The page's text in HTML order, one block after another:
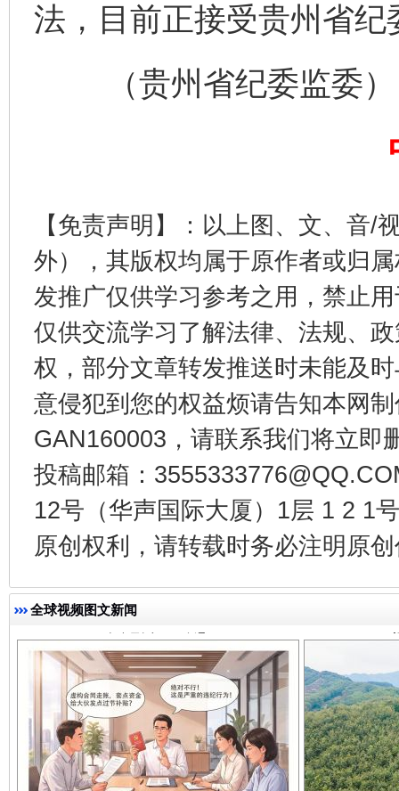
法，目前正接受贵州省
（贵州省纪委监委）
【免责声明】：以上图、文、音/
外），其版权均属于原作者或归
发推广仅供学习参考之用，禁止
仅供交流学习了解法律、法规、
权，部分文章转发推送时未能及
意侵犯到您的权益烦请告知本网
GAN160003，请联系我们将立即
投稿邮箱：
12号（华声国际大厦）1层 1 2 1
原创权利，请转载时务必注明原
全球视频图文新闻
东山县通报“牛蛙产品抗生素超标问题” 法
千年窑火 生生不息
揭开“小金库”的免责幌子